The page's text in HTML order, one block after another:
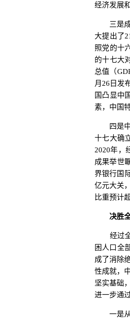
经济发展
三是成
大提出了
照党的十
的十七大
总值（
月26日发
国凸显中
素，中国
四是中
十七大确
2020年，
成果举世
界银行国
亿元大关
比重预计
决胜
经过全
困人口全
成了消除
性成就，
坚实基础
进一步通
一是从